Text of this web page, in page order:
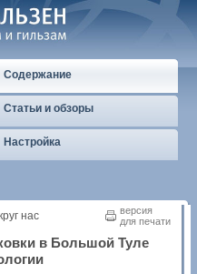
Содержание
Статьи и обзоры
Настройка
версия
для печати
нас
в Большой Туле